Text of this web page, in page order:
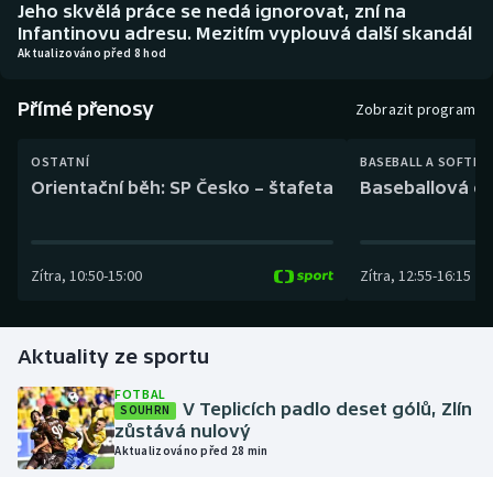
Biatlon
Boby a skeleton
Box
Curling
Florbal
Futsal
Golf
Gymnastika
Aplikace ČT sport
Jeho skvělá práce se nedá ignorovat, zní na
Infantinovu adresu. Mezitím vyplouvá další skandál
Aktualizováno před 8 hod
Přímé přenosy Zobrazit program
OSTATNÍ
Orientační běh: SP Česko – štafeta
Zítra, 10:50-15:00
BASEBALL A
Baseballová
Zítra, 12:55-16:15
Aktuality ze sportu
FOTBAL
SOUHRN
V Teplicích padlo deset gólů, Zlín
zůstává nulový
Aktualizováno před 28 min